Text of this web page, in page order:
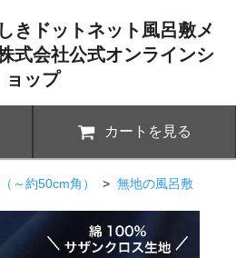
きドットネット風呂敷メ
式会社公式オンラインシ
ョップ
カートを見る
～約50cm角） > 無地の風呂敷